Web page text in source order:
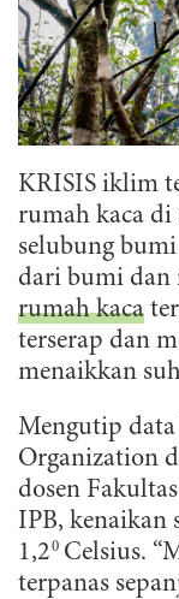
KRISIS iklim
rumah kaca di
selubung
dari bumi dan
rumah kaca
terserap dan
menaikkan
Mengutip
Organization
dosen
IPB, kenaikan
1,20Celsius.
terpanas